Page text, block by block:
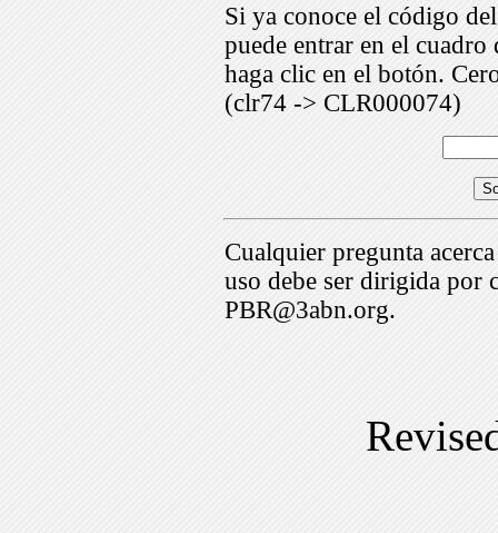
Si ya conoce el código
puede entrar en el
haga clic en el botón.
(clr74 -> CLR000074)
Cualquier pregunta
uso debe ser dirigida por
PBR@3abn.org.